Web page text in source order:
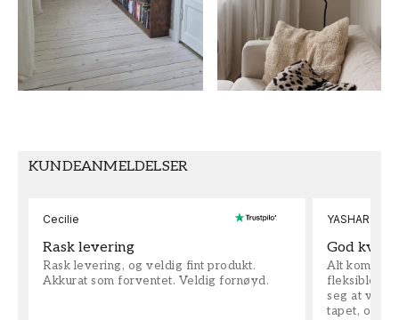
Sommerfugler Wallpassion kids
FARGE
Grå
MØNSTERHØYDE (cm)
50
KUNDEANMELDELSER
Cecilie
Rask levering
Rask levering, og veldig fint produkt.
Akkurat som forventet. Veldig fornøyd.
YASHAR
God
Alt kom
fleksible på
seg at vi
tapet, og